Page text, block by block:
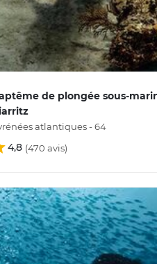
de plongée sous-
atlantiques - 64
4,8